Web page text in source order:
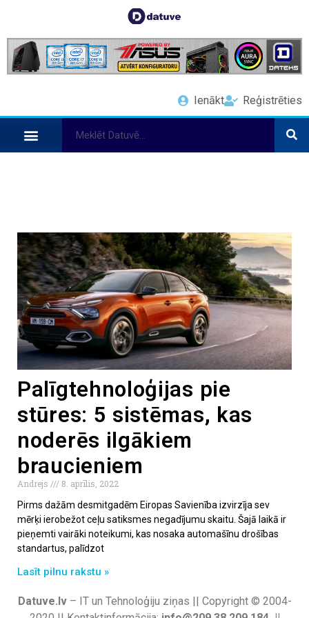
Ienākt Reģistrēties
Palīgtehnoloģijas pie
stūres: 5 sistēmas, kas
noderēs ilgākiem
braucieniem
Andrejs
8. aprīlis, 2022
Pirms dažām desmitgadēm Eiropas Savienība izvirzīja sev
mērķi ierobežot ceļu satiksmes negadījumu skaitu. Šajā laikā ir
pieņemti vairāki noteikumi, kas nosaka automašīnu drošības
standartus, palīdzot
Lasīt pilnu rakstu »
Datuve.lv– IT un Tehnoloģiju ziņas || Copyright © 2004-